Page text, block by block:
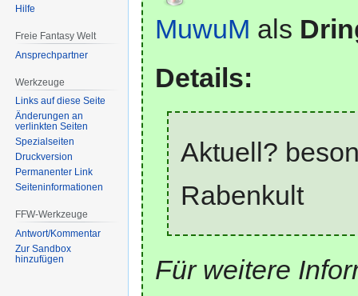
MuwuM als
Details:
Aktuell?
Rabenkult
Für weitere
Hilfe
Freie Fantasy Welt
Ansprechpartner
Werkzeuge
Links auf diese Seite
Änderungen an
verlinkten Seiten
Spezialseiten
Druckversion
Permanenter Link
Seiten­informationen
FFW-Werkzeuge
Antwort/Kommentar
Zur Sandbox
hinzufügen